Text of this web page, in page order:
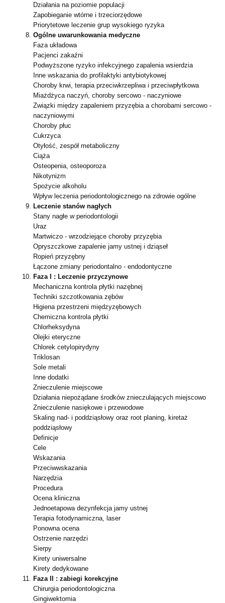
Działania na poziomie populacji
Zapobieganie wtórne i trzeciorzędowe
Priorytetowe leczenie grup wysokiego ryzyka
Ogólne uwarunkowania medyczne
Faza układowa
Pacjenci zakaźni
Podwyższone ryzyko infekcyjnego zapalenia wsierdzia
Inne wskazania do profilaktyki antybiotykowej
Choroby krwi, terapia przeciwkrzepliwa i przeciwpłytkowa
Miażdżyca naczyń, choroby sercowo - naczyniowe
Związki między zapaleniem przyzębia a chorobami sercowo -
naczyniowymi
Choroby płuc
Cukrzyca
Otyłość, zespół metaboliczny
Ciąża
Osteopenia, osteoporoza
Nikotynizm
Spożycie alkoholu
Wpływ leczenia periodontologicznego na zdrowie ogólne
Leczenie stanów nagłych
Stany nagłe w periodontologii
Uraz
Martwiczo - wrzodziejące choroby przyzębia
Opryszczkowe zapalenie jamy ustnej i dziąseł
Ropień przyzębny
Łączone zmiany periodontalno - endodontyczne
Faza I : Leczenie przyczynowe
Mechaniczna kontrola płytki nazębnej
Techniki szczotkowania zębów
Higiena przestrzeni międzyzębowych
Chemiczna kontrola płytki
Chlorheksydyna
Olejki eteryczne
Chlorek cetylopirydyny
Triklosan
Sole metali
Inne dodatki
Znieczulenie miejscowe
Działania niepożądane środków znieczulających miejscowo
Znieczulenie nasiękowe i przewodowe
Skaling nad- i poddziąsłowy oraz root planing, kiretaż
poddziąsłowy
Definicje
Cele
Wskazania
Przeciwwskazania
Narzędzia
Procedura
Ocena kliniczna
Jednoetapowa dezynfekcja jamy ustnej
Terapia fotodynamiczna, laser
Ponowna ocena
Ostrzenie narzędzi
Sierpy
Kirety uniwersalne
Kirety dedykowane
Faza II : zabiegi korekcyjne
Chirurgia periodontologiczna
Gingiwektomia